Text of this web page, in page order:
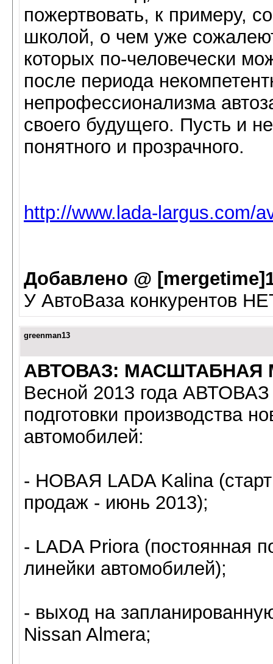
пожертвовать, к примеру,
школой, о чем уже
которых по-человечески
после периода
непрофессионализма
своего будущего. Пусть и
понятного и прозрачного.
http://www.lada-largus.com/
Добавлено @
У АвтоВаза конкурентов
greenman13
АВТОВАЗ: МАСШТАБНАЯ
Весной 2013 года
подготовки производства
автомобилей:
- НОВАЯ LADA Kalina
продаж - июнь 2013);
- LADA Priora (постоянная
линейки автомобилей);
- выход на
Nissan Almera;